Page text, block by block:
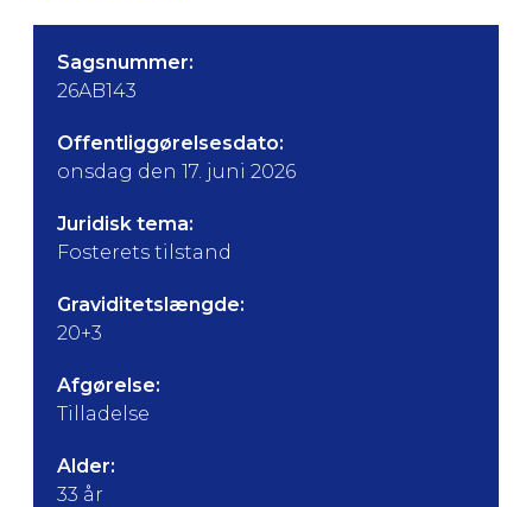
Sagsnummer:
26AB143
Offentliggørelsesdato:
onsdag den 17. juni 2026
Juridisk tema:
Fosterets tilstand
Graviditetslængde:
20+3
Afgørelse:
Tilladelse
Alder:
33 år